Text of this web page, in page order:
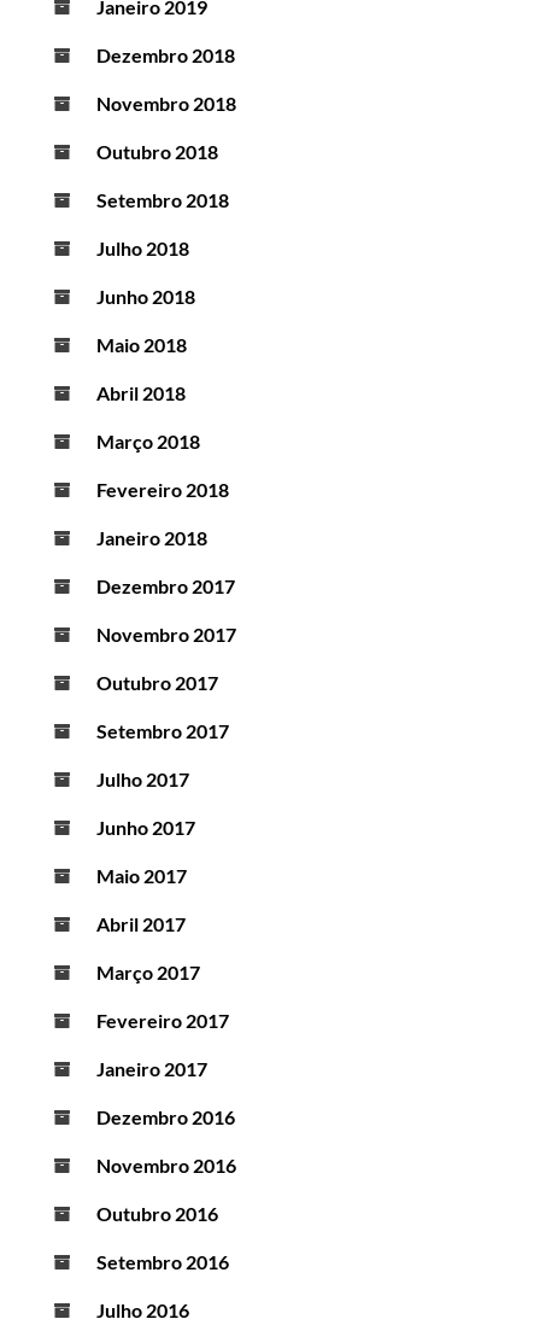
Janeiro 2019
Dezembro 2018
Novembro 2018
Outubro 2018
Setembro 2018
Julho 2018
Junho 2018
Maio 2018
Abril 2018
Março 2018
Fevereiro 2018
Janeiro 2018
Dezembro 2017
Novembro 2017
Outubro 2017
Setembro 2017
Julho 2017
Junho 2017
Maio 2017
Abril 2017
Março 2017
Fevereiro 2017
Janeiro 2017
Dezembro 2016
Novembro 2016
Outubro 2016
Setembro 2016
Julho 2016